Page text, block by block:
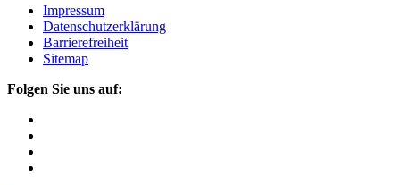
Impressum
Datenschutzerklärung
Barrierefreiheit
Sitemap
Folgen Sie uns auf: